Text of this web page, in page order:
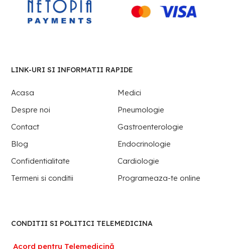
LINK-URI SI INFORMATII RAPIDE
Acasa
Medici
Despre noi
Pneumologie
Contact
Gastroenterologie
Blog
Endocrinologie
Confidentialitate
Cardiologie
Termeni si conditii
Programeaza-te online
CONDITII SI POLITICI TELEMEDICINA
Acord pentru Telemedicină